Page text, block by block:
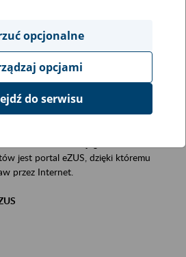
eZUS
jest portal eZUS, dzięki któremu
przez Internet.
opcjonalne
opcjami
do serwisu